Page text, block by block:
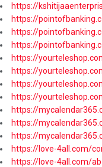
https://
https://
https://
https://
https://
https://
https://
https://
https://
https://
https://
https://love-4all.com/
https://love-4all.com/